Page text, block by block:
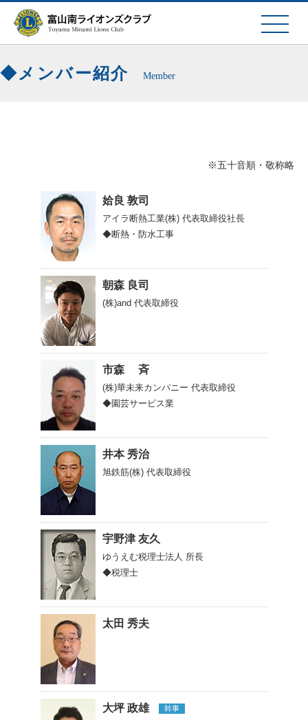
メンバー紹介 Member
※五十音順・敬称略
姶良 敦司
アイラ断熱工業(株) 代表取締役社長
◆断熱・防水工事
朝森 良司
(株)and 代表取締役
市森 斉
(株)華未来カンパニー 代表取締役
◆園芸サービス業
井本 秀治
旭鉄筋(株) 代表取締役
宇野津 友久
ゆうえむ税理士法人 所長
◆税理士
太田 秀夫
大坪 政雄 幹事